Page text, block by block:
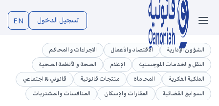
تسجيل الدخول EN
الشؤون الإدارية الاقتصاد والأعمال
الاجراءات و المحاكم
النقل والخدمات اللوجستية
الإعلام
الصحة والأنظمة الصحية
الملكية الفكرية
المحاماة منتجات قانونية
قانوني & اجتماعي
السوابق القضائية
العقارات والإسكان
المنافسات والمشتريات